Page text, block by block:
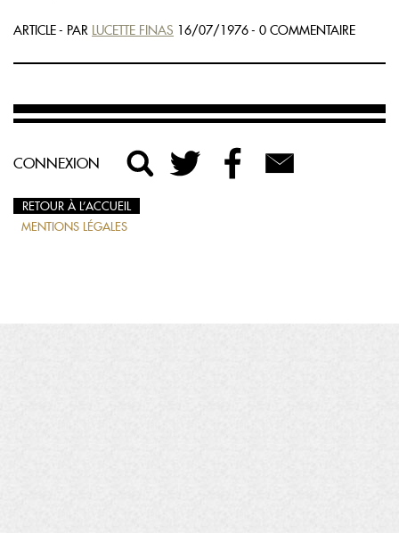
ARTICLE - PAR LUCETTE FINAS 16/07/1976 - 0 COMMENTAIRE
CONNEXION
RETOUR À L’ACCUEIL
MENTIONS LÉGALES